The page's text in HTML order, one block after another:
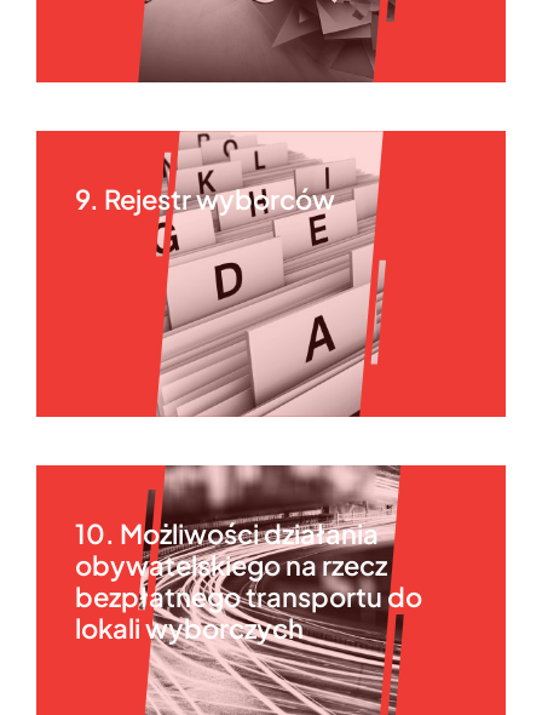
9. Rejestr wyborców
10. Możliwości działania
obywatelskiego na rzecz
bezpłatnego transportu do
lokali wyborczych